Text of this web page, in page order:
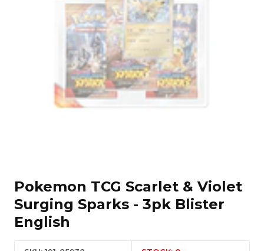
Pokemon TCG Scarlet & Violet
Surging Sparks - 3pk Blister
English